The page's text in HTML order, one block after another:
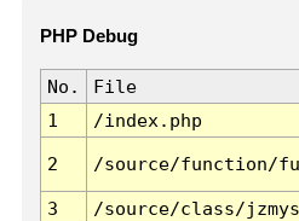
PHP Debug
No. File
1
/index.php
2 /source/function/
3 /source/class/